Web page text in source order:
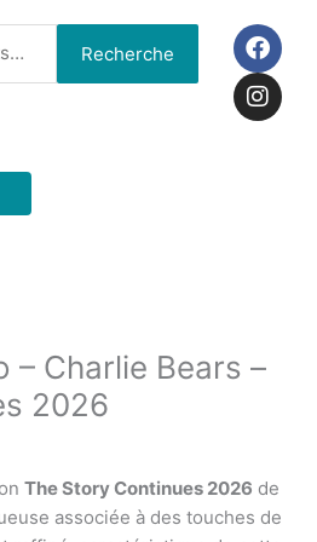
Recherche
F
a
c
e
I
n
s
t
– Charlie Bears –
2026
The Story Continues 2026 de
associée à des touches de